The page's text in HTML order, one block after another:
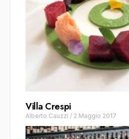
Villa Crespi
Alberto Cauzzi / 2 Maggio 2017